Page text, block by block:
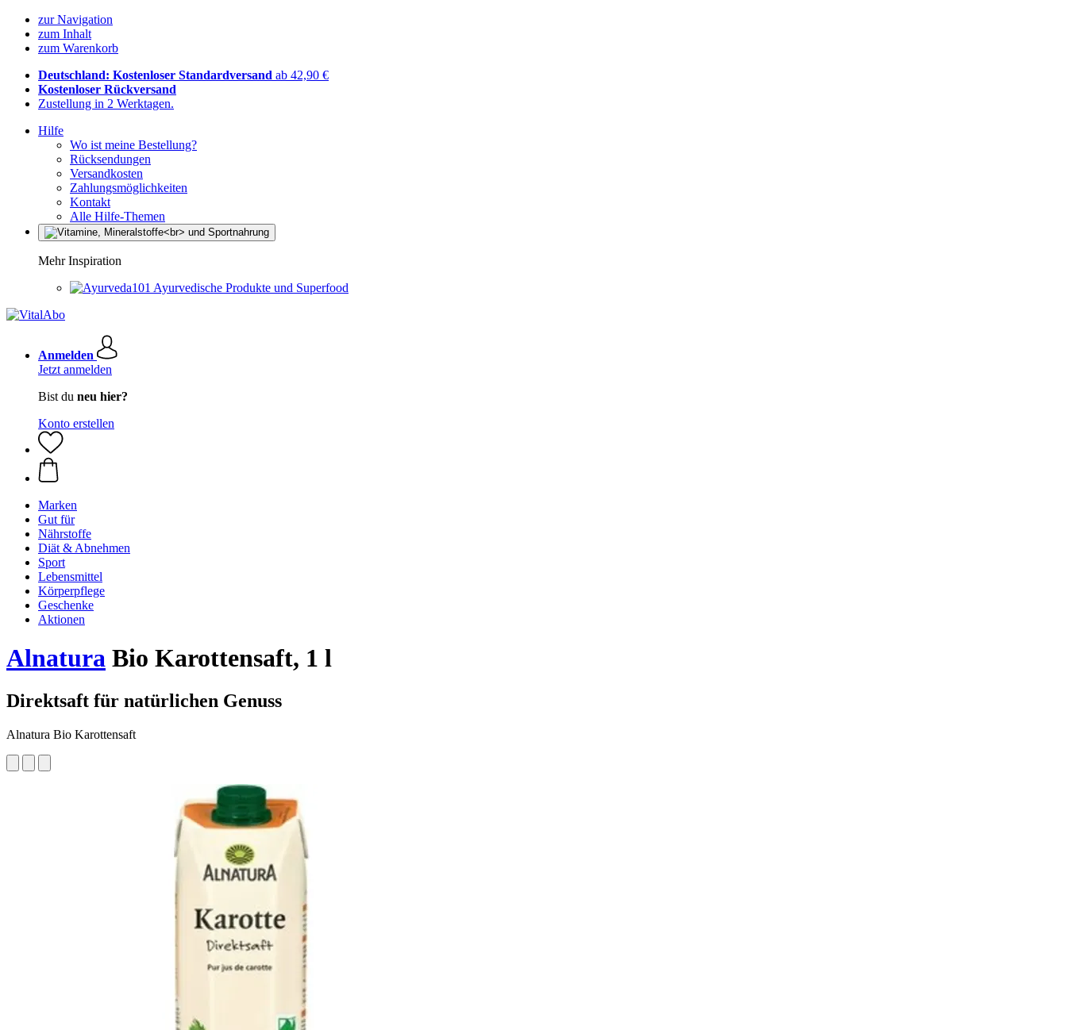
zur Navigation
zum Inhalt
zum Warenkorb
Deutschland: Kostenloser Standardversand ab 42,90 €
Kostenloser Rückversand
Zustellung in 2 Werktagen.
Hilfe
Wo ist meine Bestellung?
Rücksendungen
Versandkosten
Zahlungsmöglichkeiten
Kontakt
Alle Hilfe-Themen
Mehr Inspiration
Ayurvedische Produkte und Superfood
Anmelden
Jetzt anmelden
Bist du neu hier?
Konto erstellen
Marken
Gut für
Nährstoffe
Diät & Abnehmen
Sport
Lebensmittel
Körperpflege
Geschenke
Aktionen
Alnatura Bio Karottensaft, 1 l
Direktsaft für natürlichen Genuss
Alnatura Bio Karottensaft